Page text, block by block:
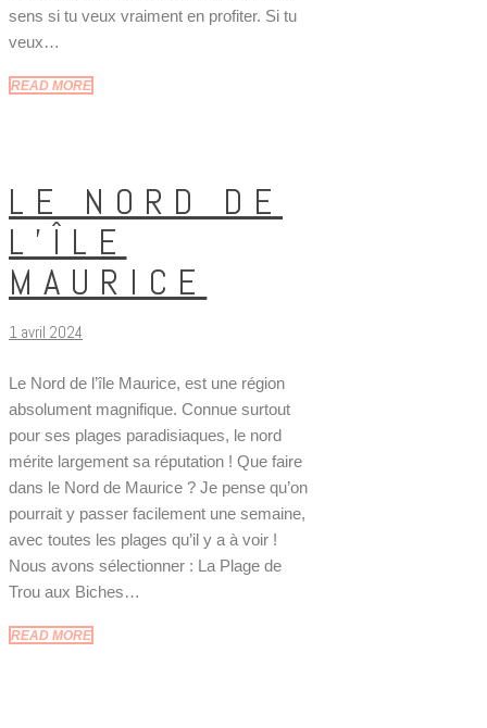
sens si tu veux vraiment en profiter. Si tu
veux…
READ MORE
LE NORD DE
L’ÎLE
MAURICE
1 avril 2024
Le Nord de l’île Maurice, est une région
absolument magnifique. Connue surtout
pour ses plages paradisiaques, le nord
mérite largement sa réputation ! Que faire
dans le Nord de Maurice ? Je pense qu’on
pourrait y passer facilement une semaine,
avec toutes les plages qu’il y a à voir !
Nous avons sélectionner : La Plage de
Trou aux Biches…
READ MORE